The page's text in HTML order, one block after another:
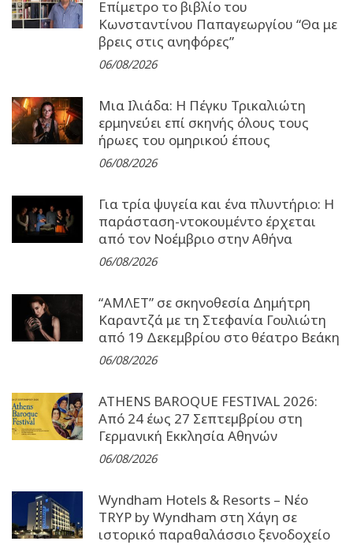
Επίμετρο το βιβλίο του
Κωνσταντίνου Παπαγεωργίου “Θα με
βρεις στις ανηφόρες”
06/08/2026
Μια Ιλιάδα: H Πέγκυ Τρικαλιώτη
ερμηνεύει επί σκηνής όλους τους
ήρωες του ομηρικού έπους
06/08/2026
Για τρία ψυγεία και ένα πλυντήριο: Η
παράσταση-ντοκουμέντο έρχεται
από τον Νοέμβριο στην Αθήνα
06/08/2026
“ΑΜΛΕΤ” σε σκηνοθεσία Δημήτρη
Καραντζά με τη Στεφανία Γουλιώτη
από 19 Δεκεμβρίου στο θέατρο Βεάκη
06/08/2026
ATHENS BAROQUE FESTIVAL 2026:
Από 24 έως 27 Σεπτεµβρίου στη
Γερµανική Εκκλησία Αθηνών
06/08/2026
Wyndham Hotels & Resorts – Νέο
TRYP by Wyndham στη Χάγη σε
ιστορικό παραθαλάσσιο ξενοδοχείο